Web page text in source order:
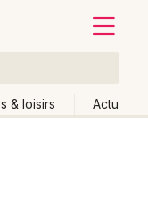
& loisirs Actu